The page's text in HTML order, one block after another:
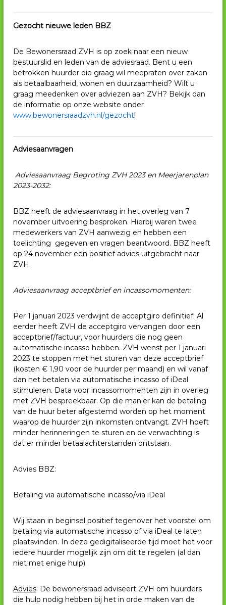
Gezocht nieuwe leden BBZ
De Bewonersraad ZVH is op zoek naar een nieuw
bestuurslid en leden van de adviesraad. Bent u een
betrokken huurder die graag wil meepraten over zaken
als betaalbaarheid, wonen en duurzaamheid? Wilt u
graag meedenken over adviezen aan ZVH? Bekijk dan
de informatie op onze website onder
www.bewonersraadzvh.nl/gezocht!
Adviesaanvragen
Adviesaanvraag Begroting ZVH 2023 en Meerjarenplan
2023-2032:
BBZ heeft de adviesaanvraag in het overleg van 7
november uitvoering besproken. Hierbij waren twee
medewerkers van ZVH aanwezig en hebben een
toelichting gegeven en vragen beantwoord. BBZ heeft
op 24 november een positief advies uitgebracht naar
ZVH.
Adviesaanvraag acceptbrief en incassomomenten:
Per 1 januari 2023 verdwijnt de acceptgiro definitief. Al
eerder heeft ZVH de acceptgiro vervangen door een
acceptbrief/factuur, voor huurders die nog geen
automatische incasso hebben. ZVH wenst per 1 januari
2023 te stoppen met het sturen van deze acceptbrief
(kosten € 1,90 voor de huurder per maand) en wil vanaf
dan het betalen via automatische incasso of iDeal
stimuleren. Data voor incassomomenten zijn in overleg
met ZVH bespreekbaar. Op die manier kan de betaling
van de huur beter afgestemd worden op het moment
waarop de huurder zijn inkomsten ontvangt. ZVH hoeft
minder herinneringen te sturen en de verwachting is
dat er minder betaalachterstanden ontstaan.
Advies BBZ:
Betaling via automatische incasso/via iDeal
Wij staan in beginsel positief tegenover het voorstel om
betaling via automatische incasso of via iDeal te laten
plaatsvinden. In deze gedigitaliseerde tijd moet het voor
iedere huurder mogelijk zijn om dit te regelen (al dan
niet met enige hulp).
Advies: De bewonersraad adviseert ZVH om huurders
die hulp nodig hebben bij het in orde maken van de